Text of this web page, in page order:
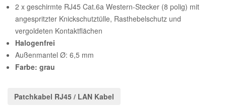
2 x geschirmte RJ45 Cat.6a Western-Stecker (8 polig) mit
angespritzter Knickschutztülle, Rasthebelschutz und
vergoldeten Kontaktflächen
Halogenfrei
Außenmantel Ø: 6,5 mm
Farbe: grau
Patchkabel RJ45 / LAN Kabel